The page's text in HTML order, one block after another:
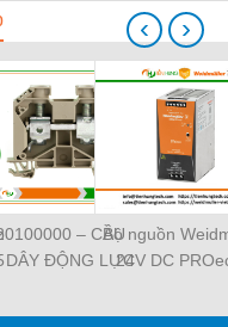
– CẦU
DÂY ĐỘNG LỰC
–
Bộ nguồn
24V DC
‹ ›